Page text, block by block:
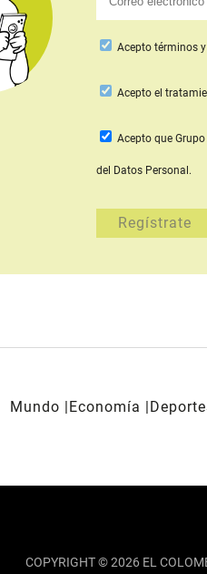
Acepto términos
Aceptoel
Acepto que Grupo
del Datos Personal.
Mundo Economía
COPYRIGHT © 2026 EL